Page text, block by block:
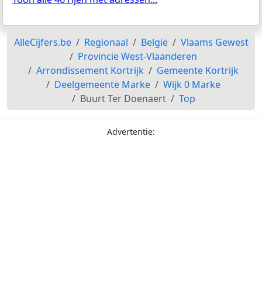
AlleCijfers.be Regionaal België
Vlaams Gewest
Provincie West-Vlaanderen
Arrondissement Kortrijk
Gemeente Kortrijk
Deelgemeente Marke
Wijk 0 Marke
Buurt Ter Doenaert
Top
Advertentie: